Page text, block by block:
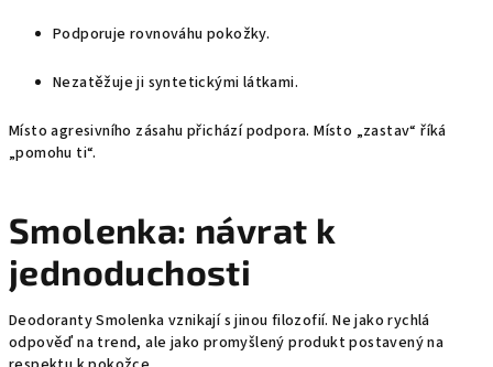
Podporuje rovnováhu pokožky.
Nezatěžuje ji syntetickými látkami.
Místo agresivního zásahu přichází podpora. Místo „zastav“ říká
„pomohu ti“.
Smolenka: návrat k
jednoduchosti
Deodoranty Smolenka vznikají s jinou filozofií. Ne jako rychlá
odpověď na trend, ale jako promyšlený produkt postavený na